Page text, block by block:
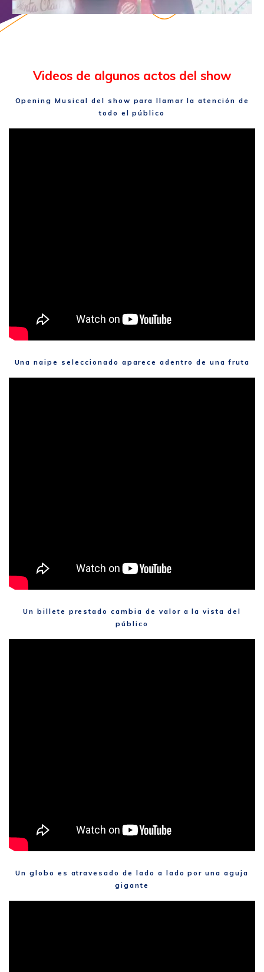
Videos de algunos actos del show
Opening Musical del show para llamar la atención de
todo el público
Una naipe seleccionado aparece adentro de una fruta
Un billete prestado cambia de valor a la vista del
público
Un globo es atravesado de lado a lado por una aguja
gigante